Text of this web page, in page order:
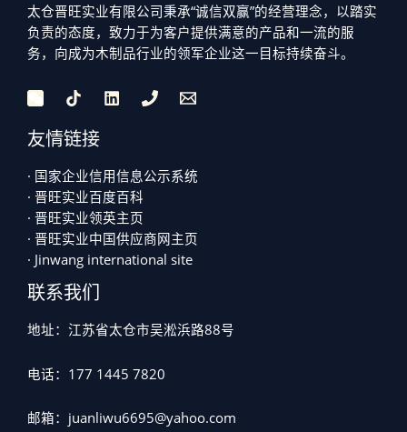
太仓晋旺实业有限公司秉承“诚信双赢”的经营理念，以踏实
负责的态度，致力于为客户提供满意的产品和一流的服
务，向成为木制品行业的领军企业这一目标持续奋斗。
友情链接
· 国家企业信用信息公示系统
· 晋旺实业百度百科
· 晋旺实业领英主页
· 晋旺实业中国供应商网主页
· Jinwang international site
联系我们
地址：江苏省太仓市吴淞浜路88号
电话：177 1445 7820
邮箱：juanliwu6695@yahoo.com